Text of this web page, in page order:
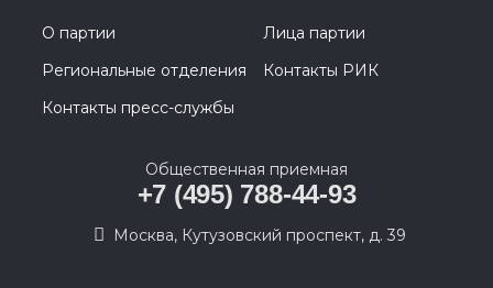
О партии
Лица партии
Региональные отделения
Контакты РИК
Контакты пресс-службы
Общественная приемная
+7 (495) 788-44-93
Москва, Кутузовский проспект, д. 39